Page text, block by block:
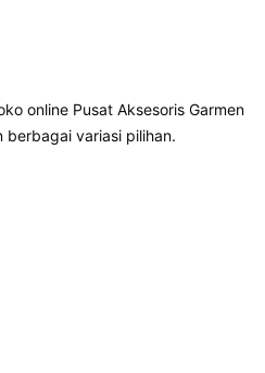
online Pusat Aksesoris Garmen
berbagai variasi pilihan.